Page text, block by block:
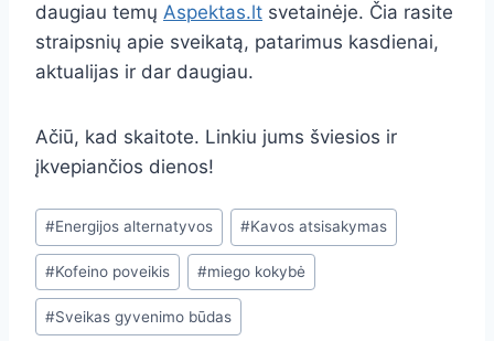
daugiau temų Aspektas.lt svetainėje. Čia rasite
straipsnių apie sveikatą, patarimus kasdienai,
aktualijas ir dar daugiau.
Ačiū, kad skaitote. Linkiu jums šviesios ir
įkvepiančios dienos!
Post
Tags:
#Energijos alternatyvos #Kavos atsisakymas
#Kofeino poveikis #miego kokybė
#Sveikas gyvenimo būdas